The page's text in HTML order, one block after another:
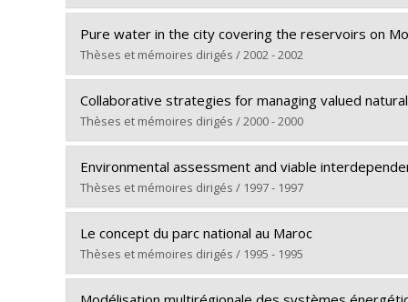
Diplôme obtenu :M. Sc.
Lien vers le document dans Papyrus
Diplômé(e) :Leite, Emma-Christiane
Cycle : Doctorat
Diplôme obtenu :Ph. D.
Lien vers le document dans Papyrus
Pure water in the city covering the reservoirs on
Thèses et mémoires dirigés / 2002 - 2002
Diplômé(e) : Ross, Susan M.
Cycle : Maîtrise
Diplôme obtenu :M. Sc. A.
Lien vers le document dans Papyrus
Collaborative strategies for managing valued
Thèses et mémoires dirigés / 2000 - 2000
Diplômé(e) :Khoury, Zaki B.
Cycle : Doctorat
Diplôme obtenu :Ph. D.
Lien vers le document dans Papyrus
Environmental assessment and viable
Thèses et mémoires dirigés / 1997 - 1997
Diplômé(e) :Mulvihill, Peter Royston
Cycle : Doctorat
Diplôme obtenu :Ph. D.
Le concept du parc national au Maroc
Thèses et mémoires dirigés / 1995 - 1995
Diplômé(e) : Ilham, Edderei